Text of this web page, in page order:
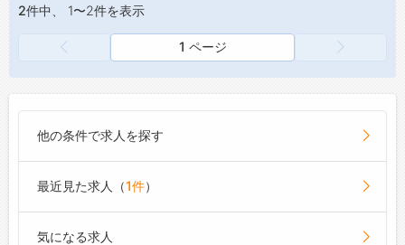
2件中、 1〜2件を表示
1 ページ
他の条件で求人を探す
最近見た求人（1件）
気になる求人